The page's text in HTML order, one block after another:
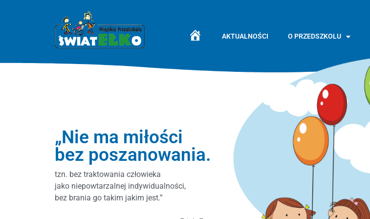
STRONA GŁÓWNA
AKTUALNOŚCI O PRZEDSZKOLU
„Nie ma miłości
bez poszanowania.
tzn. bez traktowania człowieka
jako niepowtarzalnej indywidualności,
bez brania go takim jakim jest.”